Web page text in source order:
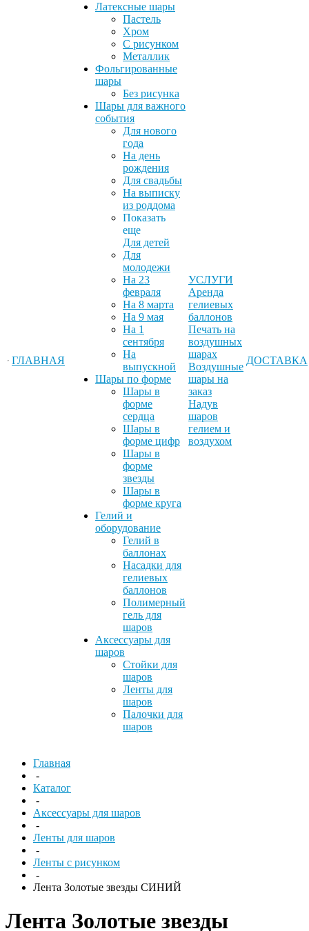
ГЛАВНАЯ
Латексные шары
Пастель
Хром
С рисунком
Металлик
Фольгированные
шары
Без рисунка
Шары для важного
события
Для нового
года
На день
рождения
Для свадьбы
На выписку
из роддома
Показать
еще
Для детей
Для
молодежи
На 23
февраля
На 8 марта
На 9 мая
На 1
сентября
На
выпускной
Шары по форме
Шары в
форме
сердца
Шары в
форме цифр
Шары в
форме
звезды
Шары в
форме круга
Гелий и
оборудование
Гелий в
баллонах
Насадки для
гелиевых
баллонов
Полимерный
гель для
шаров
Аксессуары для
шаров
Стойки для
шаров
Ленты для
шаров
Палочки для
шаров
УСЛУГИ
Аренда
гелиевых
баллонов
Печать на
воздушных
шарах
Воздушные
шары на
заказ
Надув
шаров
гелием и
воздухом
ДОСТАВКА
Главная
-
Каталог
-
Аксессуары для шаров
-
Ленты для шаров
-
Ленты с рисунком
-
Лента Золотые звезды СИНИЙ
Лента Золотые звезды